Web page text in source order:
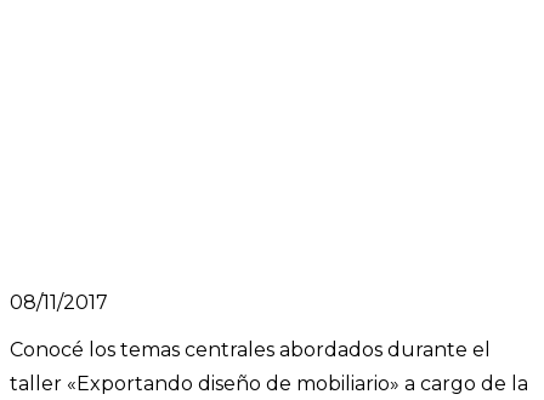
08/11/2017
Conocé los temas centrales abordados durante el
taller «Exportando diseño de mobiliario» a cargo de la